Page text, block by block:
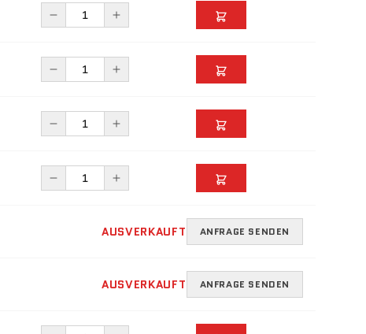
AUSVERKAUFT ANFRAGE SENDEN
AUSVERKAUFT ANFRAGE SENDEN